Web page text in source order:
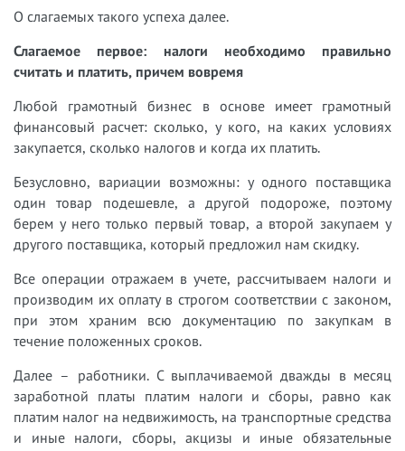
О слагаемых такого успеха далее.
Слагаемое первое: налоги необходимо правильно
считать и платить, причем вовремя
Любой грамотный бизнес в основе имеет грамотный
финансовый расчет: сколько, у кого, на каких условиях
закупается, сколько налогов и когда их платить.
Безусловно, вариации возможны: у одного поставщика
один товар подешевле, а другой подороже, поэтому
берем у него только первый товар, а второй закупаем у
другого поставщика, который предложил нам скидку.
Все операции отражаем в учете, рассчитываем налоги и
производим их оплату в строгом соответствии с законом,
при этом храним всю документацию по закупкам в
течение положенных сроков.
Далее – работники. С выплачиваемой дважды в месяц
заработной платы платим налоги и сборы, равно как
платим налог на недвижимость, на транспортные средства
и иные налоги, сборы, акцизы и иные обязательные